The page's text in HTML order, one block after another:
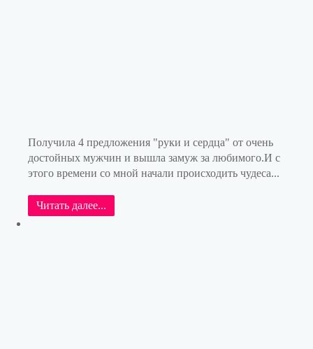
Получила 4 предложения "руки и сердца" от очень
достойных мужчин и вышла замуж за любимого.И с
этого времени со мной начали происходить чудеса...
Читать далее...